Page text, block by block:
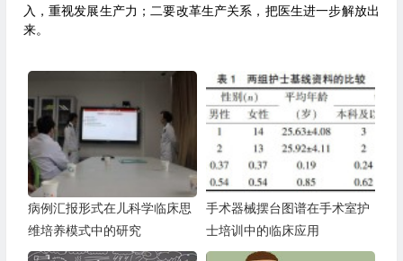
入，重视发展生产力；二要改革生产关系，把医生进一步解放出
来。
病例汇报形式在儿科学临床思
维培养模式中的研究
手术器械摆台图谱在手术室护
士培训中的临床应用